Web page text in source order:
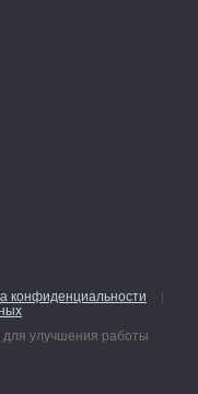
конфиденциальности
для улучшения работы